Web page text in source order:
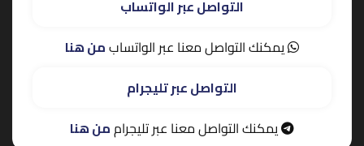
التواصل عبر الواتساب
يمكنك التواصل معنا عبر الواتسابمن هنا
التواصل عبر تليجرام
يمكنك التواصل معنا عبر تليجراممن هنا